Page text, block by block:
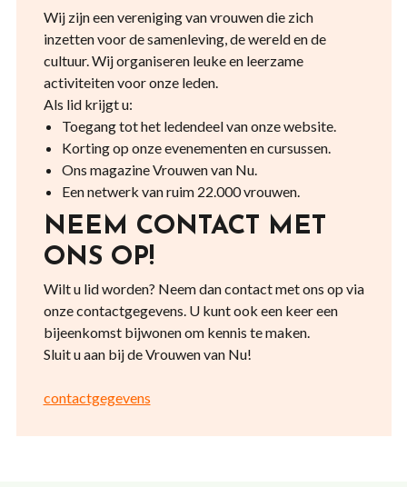
Wij zijn een vereniging van vrouwen die zich
inzetten voor de samenleving, de wereld en de
cultuur. Wij organiseren leuke en leerzame
activiteiten voor onze leden.
Als lid krijgt u:
Toegang tot het ledendeel van onze website.
Korting op onze evenementen en cursussen.
Ons magazine Vrouwen van Nu.
Een netwerk van ruim 22.000 vrouwen.
NEEM CONTACT MET
ONS OP!
Wilt u lid worden? Neem dan contact met ons op via
onze contactgegevens. U kunt ook een keer een
bijeenkomst bijwonen om kennis te maken.
Sluit u aan bij de Vrouwen van Nu!
contactgegevens